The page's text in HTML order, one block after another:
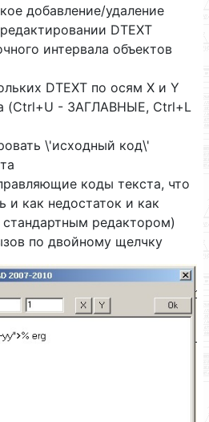
добавление/удаление
DTEXT
интервала объектов
DTEXT по осям X и Y
(Ctrl+U - ЗАГЛАВНЫЕ, Ctrl+L
\'исходный код\'
коды текста, что
и как недостаток и как
редактором)
по двойному щелчку